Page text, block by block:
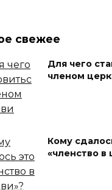
свежее
Для чего
членом
Кому
«членство в